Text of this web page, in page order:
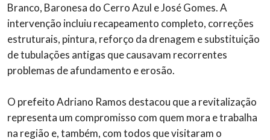
Branco, Baronesa do Cerro Azul e José Gomes. A
intervenção incluiu recapeamento completo, correções
estruturais, pintura, reforço da drenagem e substituição
de tubulações antigas que causavam recorrentes
problemas de afundamento e erosão.
O prefeito Adriano Ramos destacou que a revitalização
representa um compromisso com quem mora e trabalha
na região e, também, com todos que visitaram o